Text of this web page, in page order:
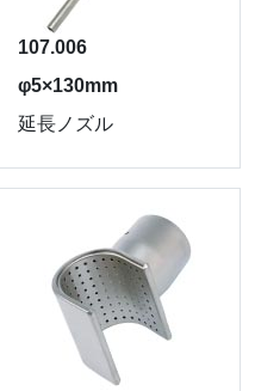
107.006
φ5×130mm
延長ノズル